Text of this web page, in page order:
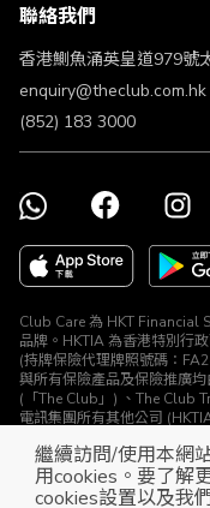
繼續訪問/使用本網
用cookies。要了解
cookies設置以及我
不歧視及不騷擾聲明
認可牌照及通告
聯絡我們
香港鰂魚涌英皇道979號
enquiry@theclub.com.hk
(852) 183 3000
Club Care 為 HKT Financial
品牌。HKTIA 為香港特別行
(持牌保險代理牌照號碼：
與所有保險產品及保險推廣
(「The Club」) 、The Club
電訊集團所有其他公司
© The Club 2026. 保留所有
立即下載The